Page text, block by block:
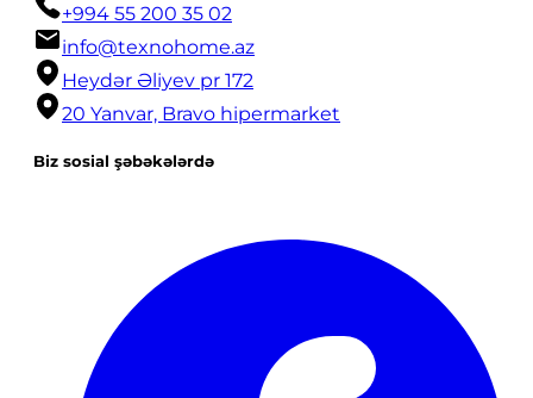
+994 55 200 35 02
info@texnohome.az
Heydər Əliyev pr 172
20 Yanvar, Bravo hipermarket
Biz sosial şəbəkələrdə